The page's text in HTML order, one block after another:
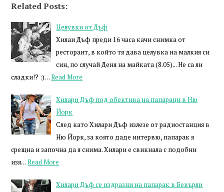
Related Posts:
Целувки от Дъф
Хилаи Дъф преди 16 часа качи снимка от
ресторант, в който тя дава целувка на малкия си
син, по случай Деня на майката (8.05)... Не са ли
сладки!? :)…Read More
Хилари Дъф под обектива на папараци в Ню
Йорк
След като Хилари Дъф излезе от радиостанция в
Ню Йорк, за която даде интервю, папарак я
срещна и започна да я снима. Хилари е свикнала с подобни
изя…Read More
Хилари Дъф се издразни на папарак в Бевърли